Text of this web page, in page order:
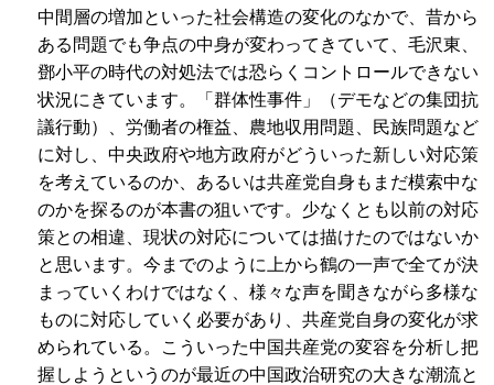
中間層の増加といった社会構造の変化のなかで、昔から
ある問題でも争点の中身が変わってきていて、毛沢東、
鄧小平の時代の対処法では恐らくコントロールできない
状況にきています。「群体性事件」（デモなどの集団抗
議行動）、労働者の権益、農地収用問題、民族問題など
に対し、中央政府や地方政府がどういった新しい対応策
を考えているのか、あるいは共産党自身もまだ模索中な
のかを探るのが本書の狙いです。少なくとも以前の対応
策との相違、現状の対応については描けたのではないか
と思います。今までのように上から鶴の一声で全てが決
まっていくわけではなく、様々な声を聞きながら多様な
ものに対応していく必要があり、共産党自身の変化が求
められている。こういった中国共産党の変容を分析し把
握しようというのが最近の中国政治研究の大きな潮流と